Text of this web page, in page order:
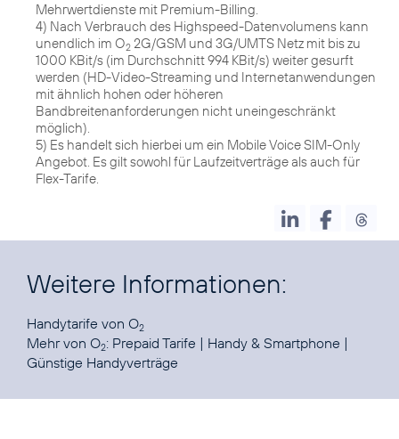
Mehrwertdienste mit Premium-Billing.
4) Nach Verbrauch des Highspeed-Datenvolumens kann
unendlich im O2 2G/GSM und 3G/UMTS Netz mit bis zu
1000 KBit/s (im Durchschnitt 994 KBit/s) weiter gesurft
werden (HD-Video-Streaming und Internetanwendungen
mit ähnlich hohen oder höheren
Bandbreitenanforderungen nicht uneingeschränkt
möglich).
5) Es handelt sich hierbei um ein Mobile Voice SIM-Only
Angebot. Es gilt sowohl für Laufzeitverträge als auch für
Flex-Tarife.
Weitere Informationen:
Handytarife von O2
Mehr von O2: Prepaid Tarife | Handy & Smartphone |
Günstige Handyverträge